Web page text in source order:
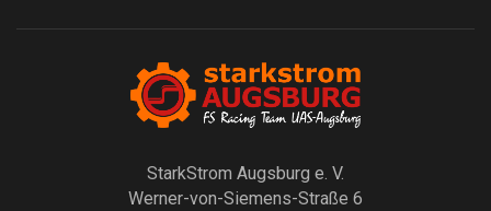
StarkStrom Augsburg e. V.
Werner-von-Siemens-Straße 6